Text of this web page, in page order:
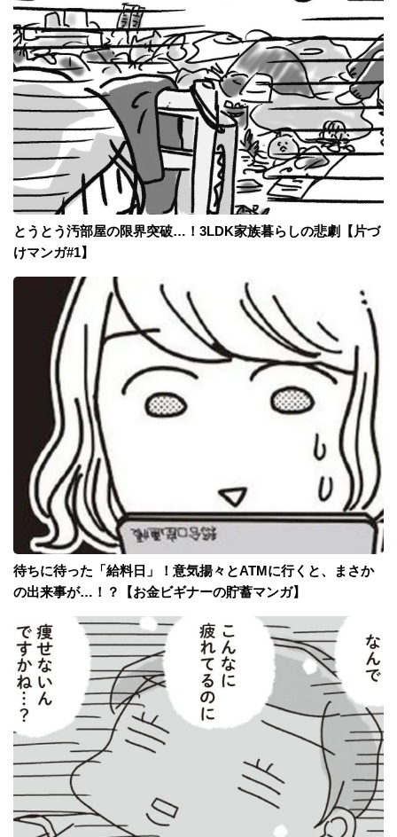
とうとう汚部屋の限界突破…！3LDK家族暮らしの悲劇【片づ
けマンガ#1】
待ちに待った「給料日」！意気揚々とATMに行くと、まさか
の出来事が…！？【お金ビギナーの貯蓄マンガ】